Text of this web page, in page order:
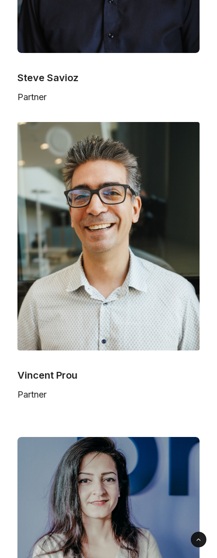
Steve Savioz
Partner
Vincent Prou
Partner